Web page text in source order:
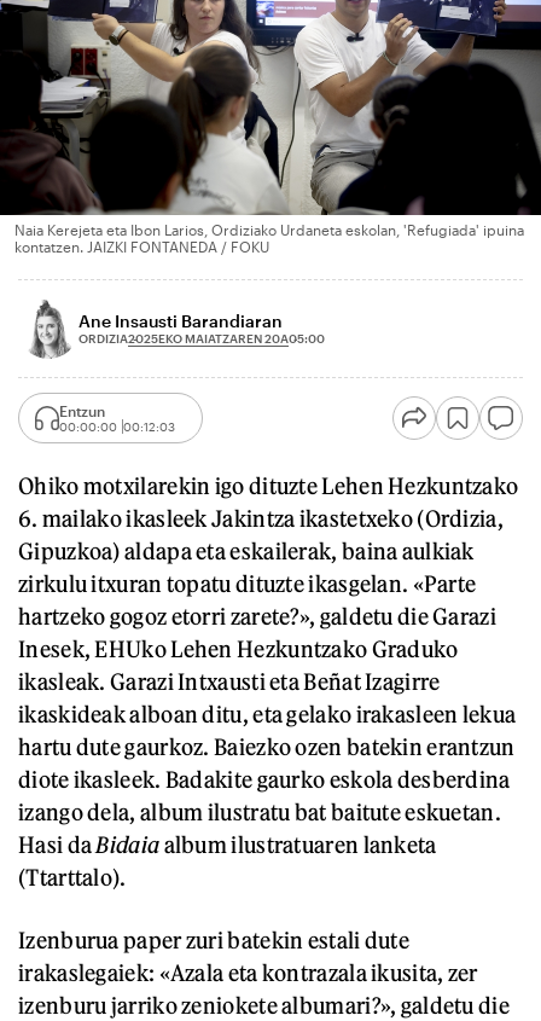
Naia Kerejeta eta Ibon Larios, Ordiziako Urdaneta eskolan, 'Refugiada' ipuina
kontatzen. JAIZKI FONTANEDA / FOKU
Ane Insausti Barandiaran
ORDIZIA2025EKO MAIATZAREN 20A05:00
Entzun
00:00:00 00:12:03
Ohiko motxilarekin igo dituzte Lehen Hezkuntzako
6. mailako ikasleek Jakintza ikastetxeko (Ordizia,
Gipuzkoa) aldapa eta eskailerak, baina aulkiak
zirkulu itxuran topatu dituzte ikasgelan. «Parte
hartzeko gogoz etorri zarete?», galdetu die Garazi
Inesek, EHUko Lehen Hezkuntzako Graduko
ikasleak. Garazi Intxausti eta Beñat Izagirre
ikaskideak alboan ditu, eta gelako irakasleen lekua
hartu dute gaurkoz. Baiezko ozen batekin erantzun
diote ikasleek. Badakite gaurko eskola desberdina
izango dela, album ilustratu bat baitute eskuetan.
Hasi daBidaiaalbum ilustratuaren lanketa
(Ttarttalo).
Izenburua paper zuri batekin estali dute
irakaslegaiek: «Azala eta kontrazala ikusita, zer
izenburu jarriko zeniokete albumari?», galdetu die